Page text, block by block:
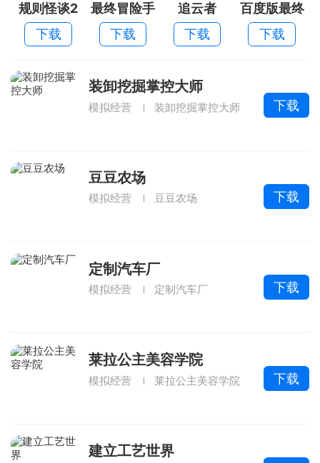
规则怪谈2
下载
最终冒险手
游果盘版
下载
追云者
下载
百度版最终
冒险
下载
装卸挖掘掌控大师
模拟经营 装卸挖掘掌控大师 下载
豆豆农场
模拟经营 豆豆农场 下载
定制汽车厂
模拟经营 定制汽车厂 下载
莱拉公主美容学院
模拟经营 莱拉公主美容学院 下载
建立工艺世界